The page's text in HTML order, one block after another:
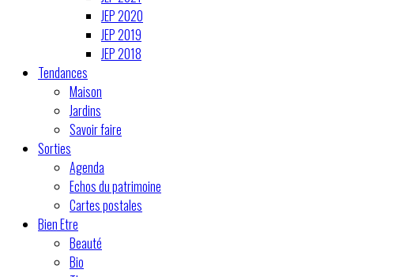
JEP 2020
JEP 2019
JEP 2018
Tendances
Maison
Jardins
Savoir faire
Sorties
Agenda
Echos du patrimoine
Cartes postales
Bien Etre
Beauté
Bio